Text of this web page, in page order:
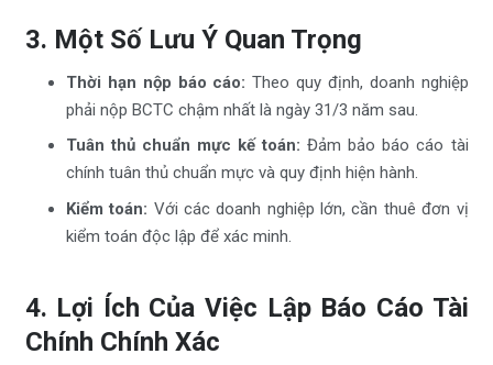
3. Một Số Lưu Ý Quan Trọng
Thời hạn nộp báo cáo: Theo quy định, doanh nghiệp
phải nộp BCTC chậm nhất là ngày 31/3 năm sau.
Tuân thủ chuẩn mực kế toán: Đảm bảo báo cáo tài
chính tuân thủ chuẩn mực và quy định hiện hành.
Kiểm toán: Với các doanh nghiệp lớn, cần thuê đơn vị
kiểm toán độc lập để xác minh.
4. Lợi Ích Của Việc Lập Báo Cáo Tài
Chính Chính Xác